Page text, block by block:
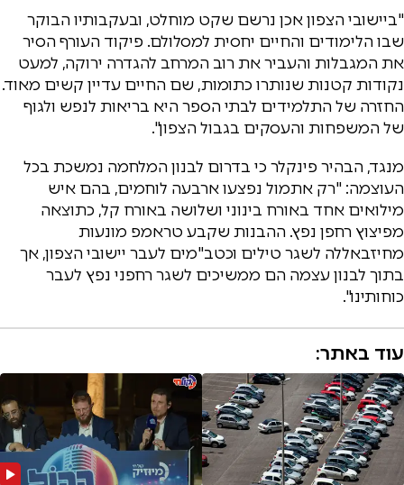
"ביישובי הצפון אכן נרשם שקט מוחלט, ובעקבותיו הבוקר
שבו הלימודים והחיים יחסית למסלולם. פיקוד העורף הסיר
את המגבלות והעביר את רוב המרחב להגדרה ירוקה, למעט
נקודות קטנות שנותרו כתומות, שם החיים עדיין קשים מאוד.
החזרה של התלמידים לבתי הספר היא בריאות לנפש ולגוף
של המשפחות והעסקים בגבול הצפון".
מנגד, הבהיר פינקלר כי בדרום לבנון המלחמה נמשכת בכל
העוצמה: "רק אתמול נפצעו ארבעה לוחמים, בהם איש
מילואים אחד באורח בינוני ושלושה באורח קל, כתוצאה
מפיצוץ רחפן נפץ. ההבנות שקבע טראמפ מונעות
מחיזבאללה לשגר טילים וכטב"מים לעבר יישובי הצפון, אך
בתוך לבנון עצמה הם ממשיכים לשגר רחפני נפץ לעבר
כוחותינו".
עוד באתר: